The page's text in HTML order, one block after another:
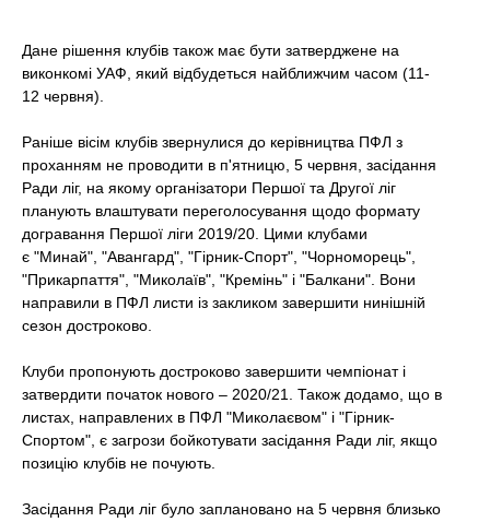
Дане рішення клубів також має бути затверджене на
виконкомі УАФ, який відбудеться найближчим часом (11-
12 червня).
Раніше вісім клубів звернулися до керівництва ПФЛ з
проханням не проводити в п'ятницю, 5 червня, засідання
Ради ліг, на якому організатори Першої та Другої ліг
планують влаштувати переголосування щодо формату
догравання Першої ліги 2019/20. Цими клубами
є "Минай", "Авангард", "Гірник-Спорт", "Чорноморець",
"Прикарпаття", "Миколаїв", "Кремінь" і "Балкани" . Вони
направили в ПФЛ листи із закликом завершити нинішній
сезон достроково.
Клуби пропонують достроково завершити чемпіонат і
затвердити початок нового – 2020/21. Також додамо, що в
листах, направлених в ПФЛ "Миколаєвом" і "Гірник-
Спортом", є загрози бойкотувати засідання Ради ліг, якщо
позицію клубів не почують.
Засідання Ради ліг було заплановано на 5 червня близько